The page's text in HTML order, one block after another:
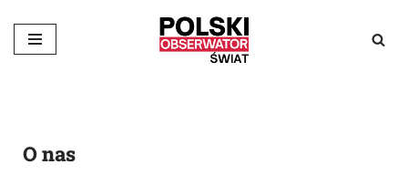
Przejdź
O nas